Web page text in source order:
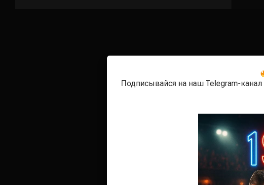
Подписывайся на наш Telegram-канал